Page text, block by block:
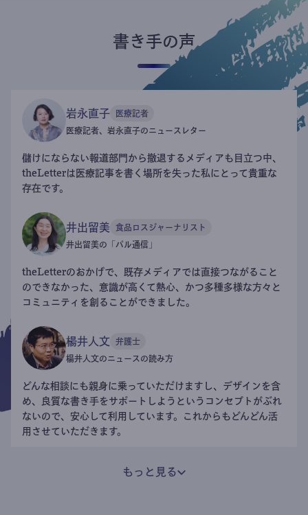
書き手の声
岩永直子 医療記者
医療記者、岩永直子のニュースレター
儲けにならない報道部門から撤退するメディアも目立つ中、
theLetterは医療記事を書く場所を失った私にとって貴重な
存在です。
井出留美 食品ロスジャーナリスト
井出留美の「パル通信」
theLetterのおかげで、既存メディアでは直接つながること
のできなかった、意識が高くて熱心、かつ多種多様な方々と
コミュニティを創ることができました。
楊井人文 弁護士
楊井人文のニュースの読み方
どんな相談にも親身に乗っていただけますし、デザインを含
め、良質な書き手をサポートしようというコンセプトがぶれ
ないので、安心して利用しています。これからもどんどん活
用させていただきます。
もっと見る